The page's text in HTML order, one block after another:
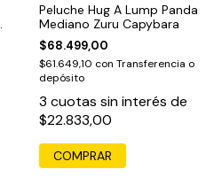
Peluche Hug A Lump Panda
Mediano Zuru Capybara
$68.499,00
$61.649,10 con Transferencia o
depósito
3 cuotas sin interés de
$22.833,00